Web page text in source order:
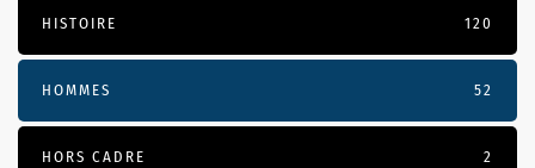
HISTOIRE 120
HOMMES 52
HORS CADRE 2